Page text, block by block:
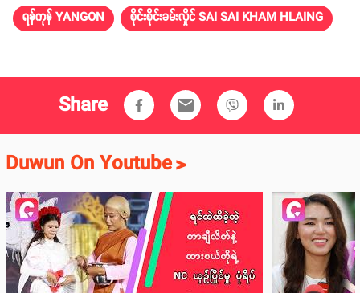
ရန်ကုန် YANGON စိုင်းစိုင်းခမ်းလှိုင် SAI SAI KHAM HLAING
Share email
Duwun On Youtube>